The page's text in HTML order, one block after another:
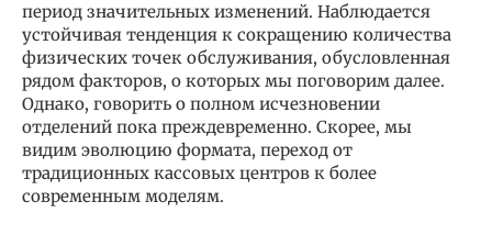
период значительных изменений. Наблюдается
устойчивая тенденция к сокращению количества
физических точек обслуживания, обусловленная
рядом факторов, о которых мы поговорим далее.
Однако, говорить о полном исчезновении
отделений пока преждевременно. Скорее, мы
видим эволюцию формата, переход от
традиционных кассовых центров к более
современным моделям.